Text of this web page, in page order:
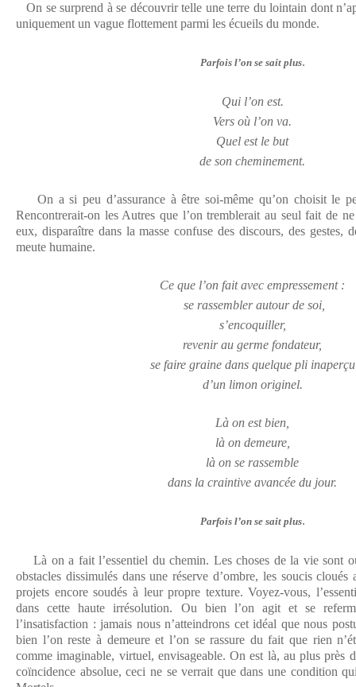
On se surprend à se découvrir telle une terre du lointain dont
uniquement un vague flottement parmi les écueils du monde.
Parfois l’on se sait plus.
Qui l’on est.
Vers où l’on va.
Quel est le but
de son cheminement.
On a si peu d’assurance à être soi-même qu’on choisit le
Rencontrerait-on les Autres que l’on tremblerait au seul fait de
eux, disparaître dans la masse confuse des discours, des gestes,
meute humaine.
Ce que l’on fait avec empressement :
se rassembler autour de soi,
s’encoquiller,
revenir au germe fondateur,
se faire graine dans quelque pli inaperçu
d’un limon originel.
Là on est bien,
là on demeure,
là on se rassemble
dans la craintive avancée du jour.
Parfois l’on se sait plus.
Là on a fait l’essentiel du chemin. Les choses de la vie sont
obstacles dissimulés dans une réserve d’ombre, les soucis
projets encore soudés à leur propre texture. Voyez-vous,
dans cette haute irrésolution. Ou bien l’on agit et se
l’insatisfaction : jamais nous n’atteindrons cet idéal que nous
bien l’on reste à demeure et l’on se rassure du fait que rien
comme imaginable, virtuel, envisageable. On est là, au plus près
coïncidence absolue, ceci ne se verrait que dans une condition